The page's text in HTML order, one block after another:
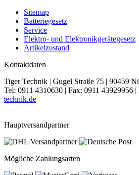
Sitemap
Batteriegesetz
Service
Elektro- und Elektronikgerätegesetz
Artikelzustand
Kontaktdaten
Tiger Technik | Gugel Straße 75 | 90459
Tel: 0911 4310630 | Fax: 0911 43929956 |
technik.de
Hauptversandpartner
Mögliche Zahlungsarten